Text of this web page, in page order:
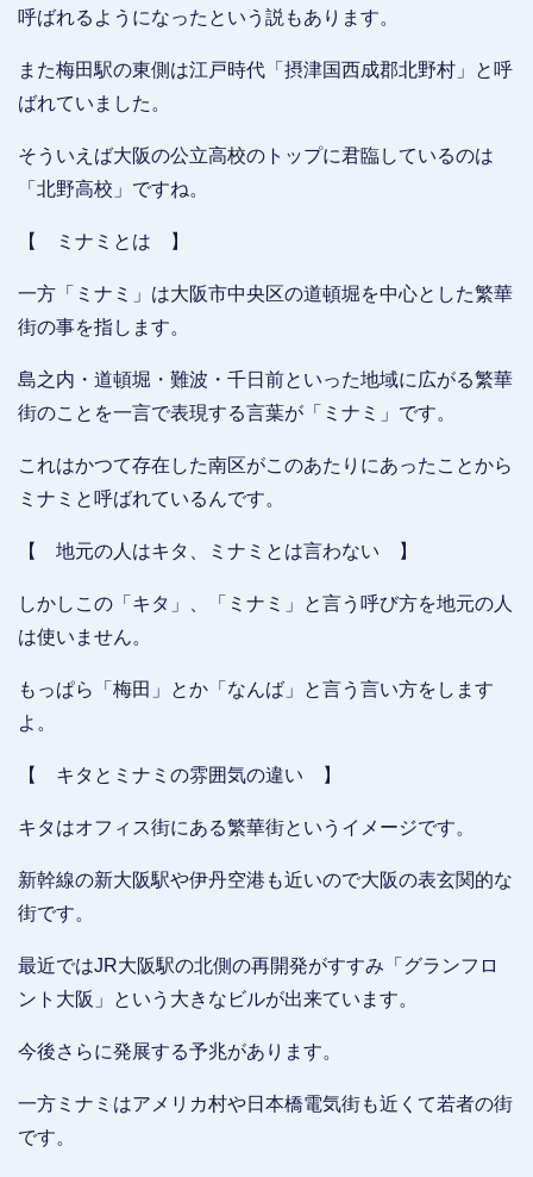
呼ばれるようになったという説もあります。
また梅田駅の東側は江戸時代「摂津国西成郡北野村」と呼
ばれていました。
そういえば大阪の公立高校のトップに君臨しているのは
「北野高校」ですね。
【 ミナミとは 】
一方「ミナミ」は大阪市中央区の道頓堀を中心とした繁華
街の事を指します。
島之内・道頓堀・難波・千日前といった地域に広がる繁華
街のことを一言で表現する言葉が「ミナミ」です。
これはかつて存在した南区がこのあたりにあったことから
ミナミと呼ばれているんです。
【 地元の人はキタ、ミナミとは言わない 】
しかしこの「キタ」、「ミナミ」と言う呼び方を地元の人
は使いません。
もっぱら「梅田」とか「なんば」と言う言い方をします
よ。
【 キタとミナミの雰囲気の違い 】
キタはオフィス街にある繁華街というイメージです。
新幹線の新大阪駅や伊丹空港も近いので大阪の表玄関的な
街です。
最近ではJR大阪駅の北側の再開発がすすみ「グランフロ
ント大阪」という大きなビルが出来ています。
今後さらに発展する予兆があります。
一方ミナミはアメリカ村や日本橋電気街も近くて若者の街
です。